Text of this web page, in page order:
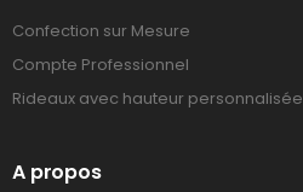
Confection sur Mesure
Compte Professionnel
Rideaux avec hauteur personnalisée
A propos